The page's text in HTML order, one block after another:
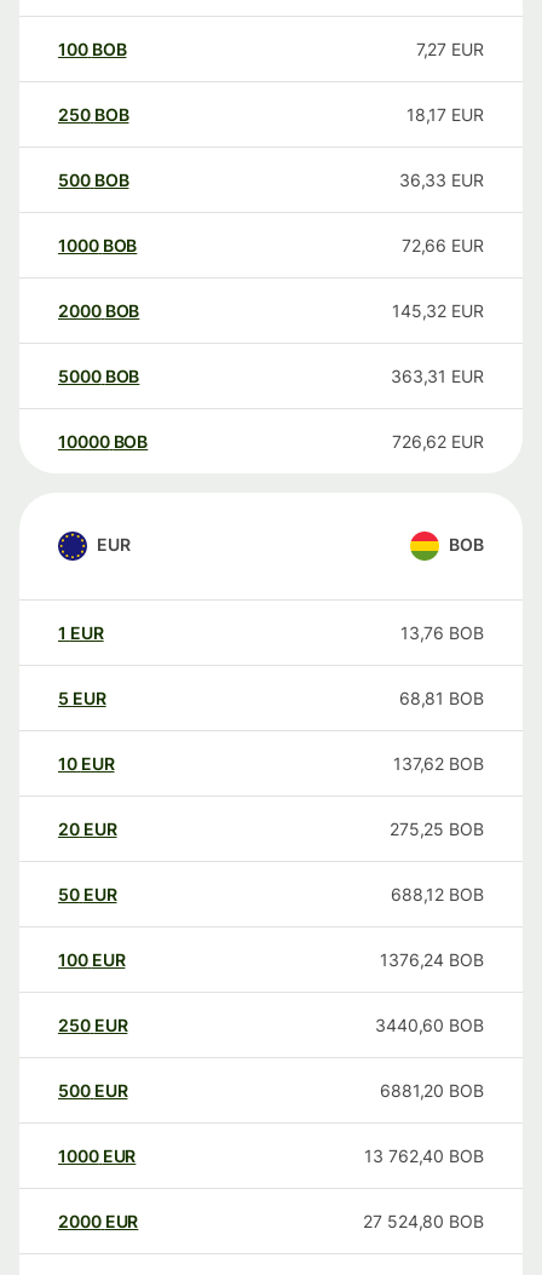
100 BOB 7,27 EUR
250 BOB 18,17 EUR
500 BOB 36,33 EUR
1000 BOB 72,66 EUR
2000 BOB 145,32 EUR
5000 BOB 363,31 EUR
10000 BOB 726,62 EUR
EUR BOB
1 EUR 13,76 BOB
5 EUR 68,81 BOB
10 EUR 137,62 BOB
20 EUR 275,25 BOB
50 EUR 688,12 BOB
100 EUR 1376,24 BOB
250 EUR 3440,60 BOB
500 EUR 6881,20 BOB
1000 EUR 13 762,40 BOB
2000 EUR 27 524,80 BOB